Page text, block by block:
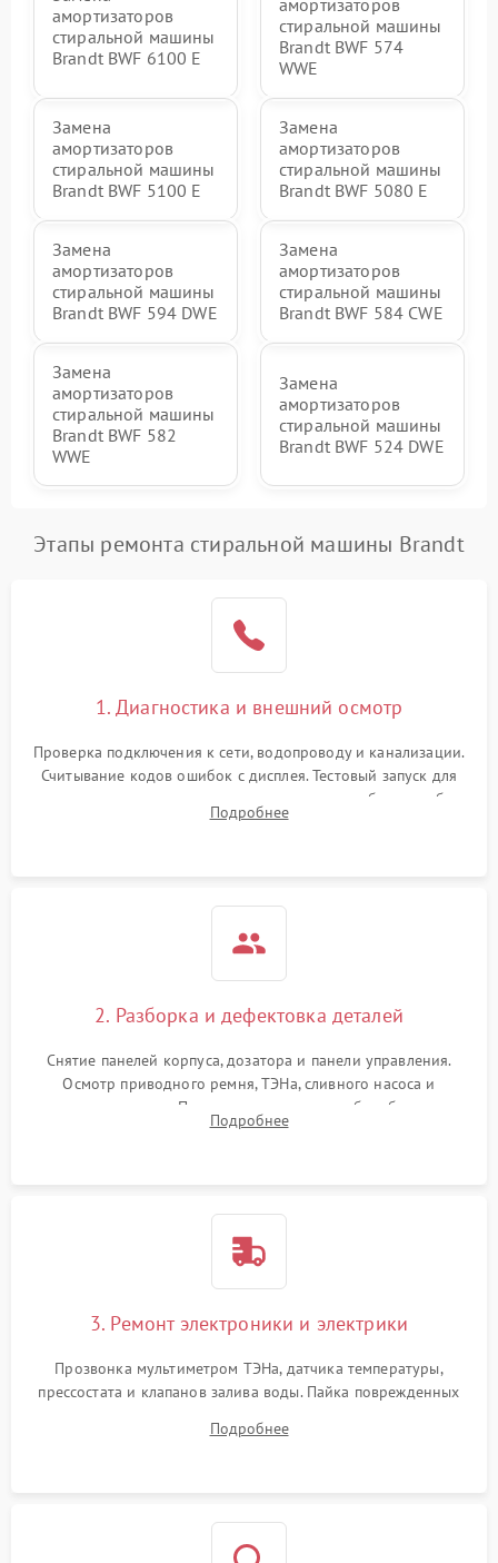
амортизаторов
стиральной машины
Brandt BWF 6100 E
амортизаторов
стиральной машины
Brandt BWF 574
WWE
Замена
амортизаторов
стиральной машины
Brandt BWF 5100 E
Замена
амортизаторов
стиральной машины
Brandt BWF 5080 E
Замена
амортизаторов
стиральной машины
Brandt BWF 594 DWE
Замена
амортизаторов
стиральной машины
Brandt BWF 584 CWE
Замена
амортизаторов
стиральной машины
Brandt BWF 582
WWE
Замена
амортизаторов
стиральной машины
Brandt BWF 524 DWE
Этапы ремонта стиральной машины Brandt
1. Диагностика и внешний осмотр
Проверка подключения к сети, водопроводу и канализации.
Считывание кодов ошибок с дисплея. Тестовый запуск для
выявления посторонних шумов, протечек или сбоев в работе
электронного модуля управления.
Подробнее
2. Разборка и дефектовка деталей
Снятие панелей корпуса, дозатора и панели управления.
Осмотр приводного ремня, ТЭНа, сливного насоса и
амортизаторов. Проверка подшипников барабана и
крестовины на износ, а манжеты люка на разрывы.
Подробнее
3. Ремонт электроники и электрики
Прозвонка мультиметром ТЭНа, датчика температуры,
прессостата и клапанов залива воды. Пайка поврежденных
Восстановление целостности проводки и контактов.
Подробнее